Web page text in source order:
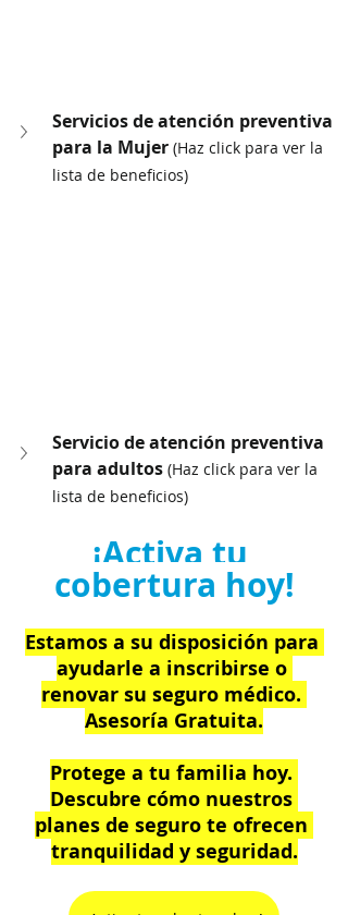
Servicios de atención preventiva
para la Mujer (Haz click para ver la
lista de beneficios)
Servicio de atención preventiva
para adultos (Haz click para ver la
lista de beneficios)
¡Activa tu
cobertura hoy!
Estamos a su disposición para
ayudarle a inscribirse o
renovar su seguro médico.
Asesoría Gratuita.
Protege a tu familia hoy.
Descubre cómo nuestros
planes de seguro te ofrecen
tranquilidad y seguridad.